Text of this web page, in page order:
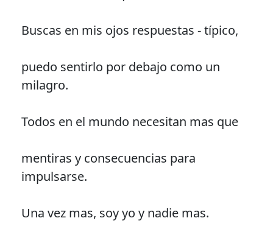
Buscas en mis ojos respuestas - típico,
puedo sentirlo por debajo como un
milagro.
Todos en el mundo necesitan mas que
mentiras y consecuencias para
impulsarse.
Una vez mas, soy yo y nadie mas.